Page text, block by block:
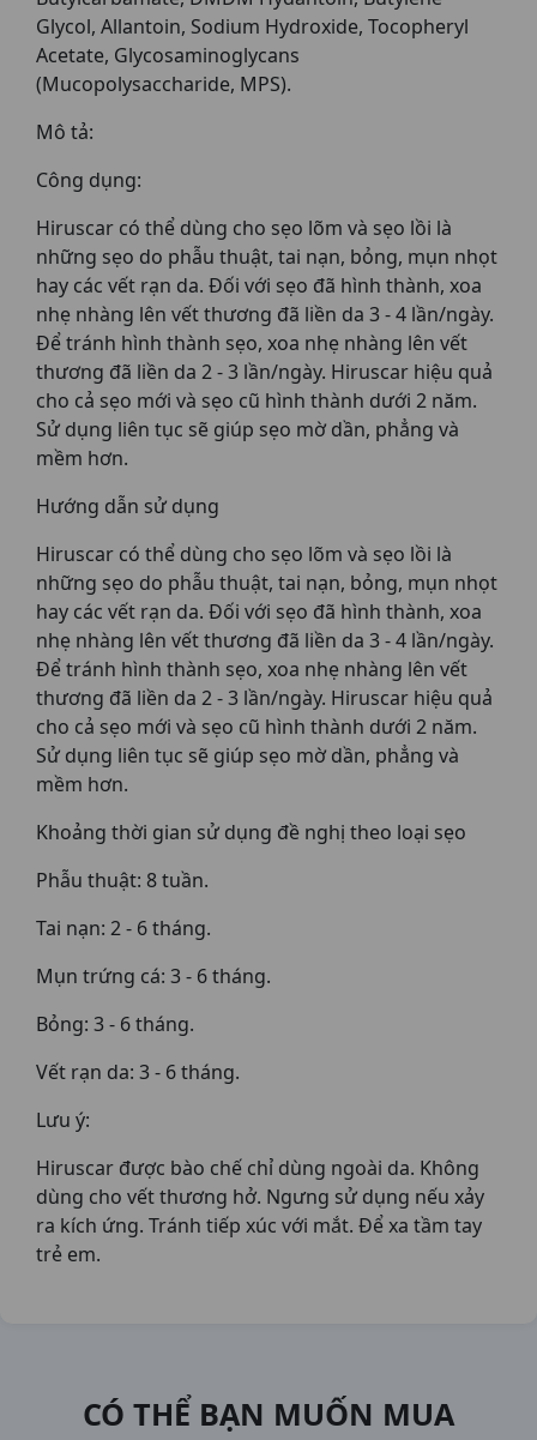
Glycol, Allantoin, Sodium Hydroxide, Tocopheryl
Acetate, Glycosaminoglycans
(Mucopolysaccharide, MPS).
Mô tả:
Công dụng:
Hiruscar có thể dùng cho sẹo lõm và sẹo lồi là
những sẹo do phẫu thuật, tai nạn, bỏng, mụn nhọt
hay các vết rạn da. Đối với sẹo đã hình thành, xoa
nhẹ nhàng lên vết thương đã liền da 3 - 4 lần/ngày.
Để tránh hình thành sẹo, xoa nhẹ nhàng lên vết
thương đã liền da 2 - 3 lần/ngày. Hiruscar hiệu quả
cho cả sẹo mới và sẹo cũ hình thành dưới 2 năm.
Sử dụng liên tục sẽ giúp sẹo mờ dần, phẳng và
mềm hơn.
Hướng dẫn sử dụng
Hiruscar có thể dùng cho sẹo lõm và sẹo lồi là
những sẹo do phẫu thuật, tai nạn, bỏng, mụn nhọt
hay các vết rạn da. Đối với sẹo đã hình thành, xoa
nhẹ nhàng lên vết thương đã liền da 3 - 4 lần/ngày.
Để tránh hình thành sẹo, xoa nhẹ nhàng lên vết
thương đã liền da 2 - 3 lần/ngày. Hiruscar hiệu quả
cho cả sẹo mới và sẹo cũ hình thành dưới 2 năm.
Sử dụng liên tục sẽ giúp sẹo mờ dần, phẳng và
mềm hơn.
Khoảng thời gian sử dụng đề nghị theo loại sẹo
Phẫu thuật: 8 tuần.
Tai nạn: 2 - 6 tháng.
Mụn trứng cá: 3 - 6 tháng.
Bỏng: 3 - 6 tháng.
Vết rạn da: 3 - 6 tháng.
Lưu ý:
Hiruscar được bào chế chỉ dùng ngoài da. Không
dùng cho vết thương hở. Ngưng sử dụng nếu xảy
ra kích ứng. Tránh tiếp xúc với mắt. Để xa tầm tay
trẻ em.
CÓ THỂ BẠN MUỐN MUA